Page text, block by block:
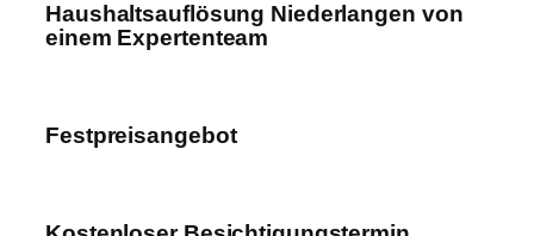
Haushaltsauflösung Niederlangen von
einem Expertenteam
Festpreisangebot